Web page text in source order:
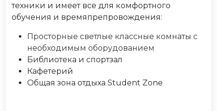
техники и имеет все для комфортного
обучения и времяпрепровождения:
Просторные светлые классные комнаты с
необходимым оборудованием
Библиотека и спортзал
Кафетерий
Общая зона отдыха Student Zone